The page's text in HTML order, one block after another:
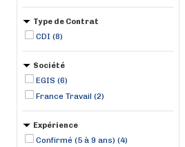
Évry (1)
Type de Contrat
CDI (8)
Société
EGIS (6)
France Travail (2)
Expérience
Confirmé (5 à 9 ans) (4)